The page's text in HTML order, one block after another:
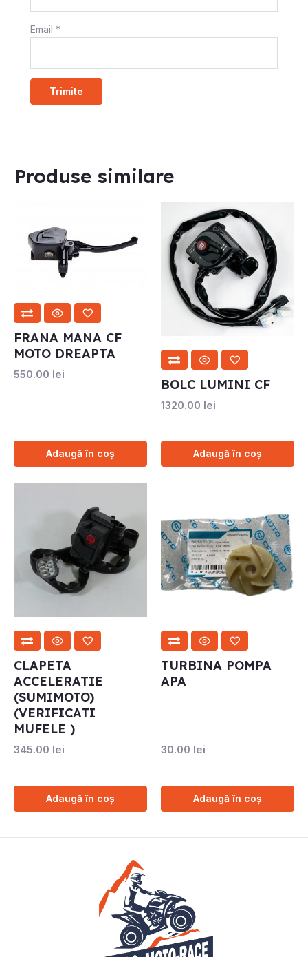
Email*
Produse similare
FRANA MANA CF
MOTO DREAPTA
550.00 lei
Adaugă în coș
BOLC LUMINI CF
1320.00 lei
Adaugă în coș
CLAPETA
ACCELERATIE
(SUMIMOTO)
(VERIFICATI
MUFELE )
345.00 lei
Adaugă în coș
TURBINA POMPA
APA
30.00 lei
Adaugă în coș